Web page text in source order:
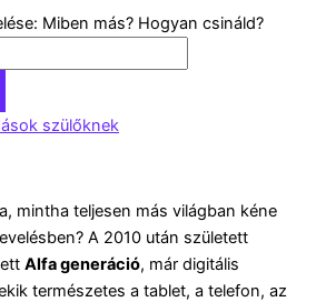
Miben más? Hogyan csináld?
szülőknek
mintha teljesen más világban kéne
A 2010 után született
Alfa generáció, már digitális
természetes a tablet, a telefon, az